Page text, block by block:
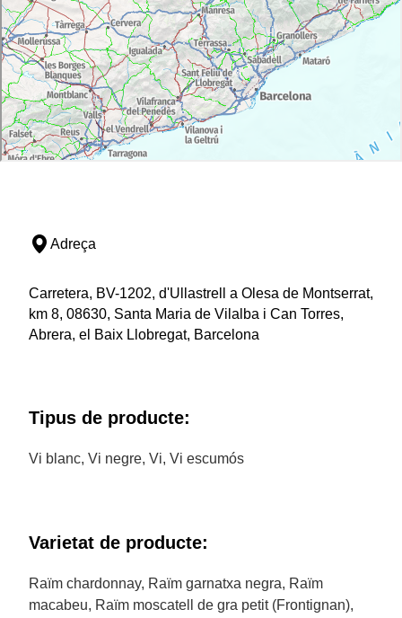
Adreça
Carretera, BV-1202, d'Ullastrell a Olesa de Montserrat,
km 8, 08630, Santa Maria de Vilalba i Can Torres,
Abrera, el Baix Llobregat, Barcelona
Tipus de producte:
Vi blanc, Vi negre, Vi, Vi escumós
Varietat de producte:
Raïm chardonnay, Raïm garnatxa negra, Raïm
macabeu, Raïm moscatell de gra petit (Frontignan),